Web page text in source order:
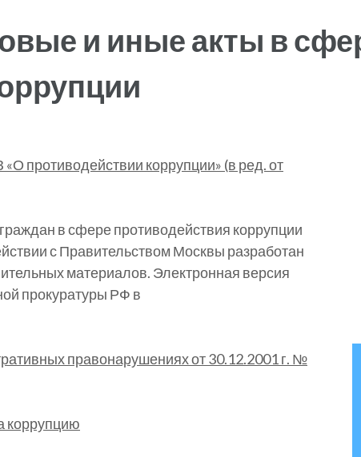
и иные акты в
противодействии коррупции» (в ред. от
в сфере противодействия коррупции
с Правительством Москвы разработан
материалов. Электронная версия
прокуратуры РФ в
правонарушениях от 30.12.2001 г. №
коррупцию